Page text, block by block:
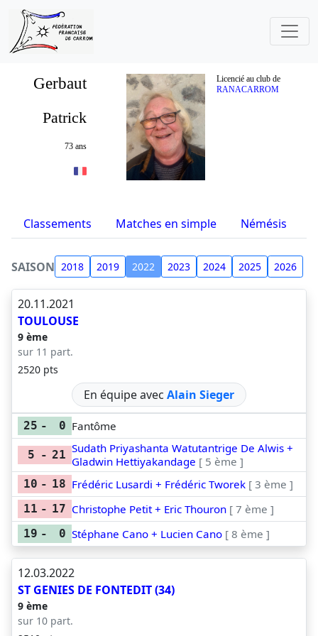
Gerbaut
Licencié au club de
RANACARROM
Patrick
73 ans
Classements Matches en simple Némésis
SAISON 2018 2019 2022 2023 2024 2025 2026
20.11.2021
TOULOUSE
9 ème
sur 11 part.
2520 pts
En équipe avec Alain Sieger
25 - 0 Fantôme
5 - 21 Sudath Priyashanta Watutantrige De Alwis +
Gladwin Hettiyakandage [ 5 ème ]
10 - 18 Frédéric Lusardi + Frédéric Tworek [ 3 ème ]
11 - 17 Christophe Petit + Eric Thouron [ 7 ème ]
19 - 0 Stéphane Cano + Lucien Cano [ 8 ème ]
12.03.2022
ST GENIES DE FONTEDIT (34)
9 ème
sur 10 part.